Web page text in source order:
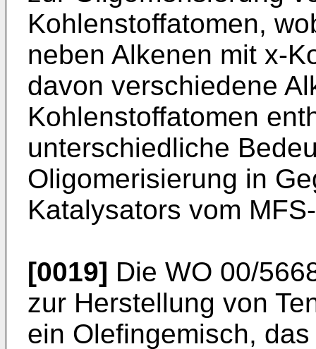
Kohlenstoffatomen,
neben Alkenen mit x-
davon verschiedene
Kohlenstoffatomen
unterschiedliche
Oligomerisierung in
Katalysators vom
[0019] Die WO 00/
zur Herstellung von
ein Olefingemisch,